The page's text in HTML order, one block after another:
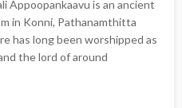
Appoopankaavu is an ancient
in Konni, Pathanamthitta
has long been worshipped as
the lord of around